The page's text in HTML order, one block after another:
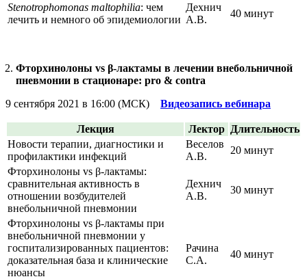
Stenotrophomonas maltophilia: чем
лечить и немного об эпидемиологии
Дехнич
А.В.
40 минут
Фторхинолоны vs β-лактамы в лечении внебольничной
пневмонии в стационаре: pro & contra
9 сентября 2021 в 16:00 (МСК) Видеозапись вебинара
Лекция Лектор Длительность
Новости терапии, диагностики и
профилактики инфекций
Веселов
А.В.
20 минут
Фторхинолоны vs β-лактамы:
сравнительная активность в
отношении возбудителей
внебольничной пневмонии
Дехнич
А.В.
30 минут
Фторхинолоны vs β-лактамы при
внебольничной пневмонии у
госпитализированных пациентов:
доказательная база и клинические
нюансы
Рачина
С.А.
40 минут